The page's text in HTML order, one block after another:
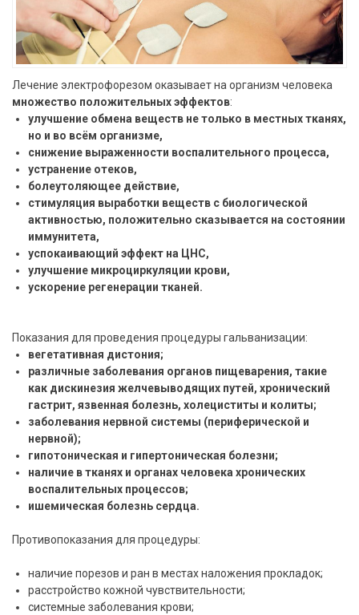
Лечение электрофорезом оказывает на организм человека
множество положительных эффектов:
улучшение обмена веществ не только в местных тканях,
но и во всём организме,
снижение выраженности воспалительного процесса,
устранение отеков,
болеутоляющее действие,
стимуляция выработки веществ с биологической
активностью, положительно сказывается на состоянии
иммунитета,
успокаивающий эффект на ЦНС,
улучшение микроциркуляции крови,
ускорение регенерации тканей.
Показания для проведения процедуры гальванизации:
вегетативная дистония;
различные заболевания органов пищеварения, такие
как дискинезия желчевыводящих путей, хронический
гастрит, язвенная болезнь, холециститы и колиты;
заболевания нервной системы (периферической и
нервной);
гипотоническая и гипертоническая болезни;
наличие в тканях и органах человека хронических
воспалительных процессов;
ишемическая болезнь сердца.
Противопоказания для процедуры:
наличие порезов и ран в местах наложения прокладок;
расстройство кожной чувствительности;
системные заболевания крови;